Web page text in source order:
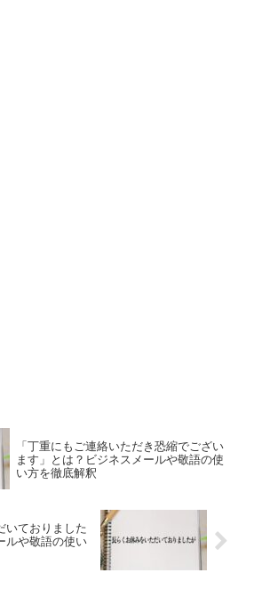
「丁重にもご連絡いただき恐縮でござい
ます」とは？ビジネスメールや敬語の使
い方を徹底解釈
いておりました
ルや敬語の使い